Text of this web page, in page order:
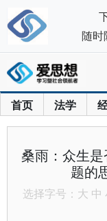
首页 法学
桑雨：众生
题的
选择字号： 大 中
随时